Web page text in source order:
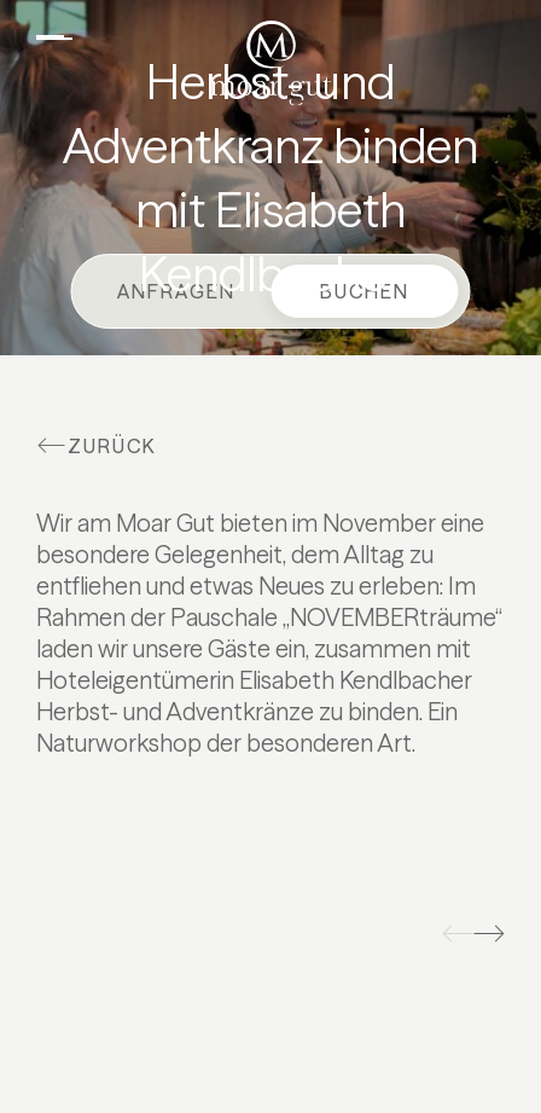
Suiten & Angebote
Familienurlaub
Moar Gut
Kulinarik
Wellness
Bauernhof
Aktiv
Herbst- und
Adventkranz binden
mit Elisabeth
Kendlbacher
ANFRAGEN BUCHEN
ZURÜCK
Wir am Moar Gut bieten im November eine
besondere Gelegenheit, dem Alltag zu
entfliehen und etwas Neues zu erleben: Im
Rahmen der Pauschale „NOVEMBERträume“
laden wir unsere Gäste ein, zusammen mit
Hoteleigentümerin Elisabeth Kendlbacher
Herbst- und Adventkränze zu binden. Ein
Naturworkshop der besonderen Art.